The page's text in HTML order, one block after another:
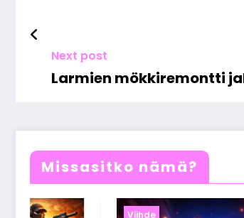
Next post
Larmien mökkiremontti
Missasitko nämä?
Viihde